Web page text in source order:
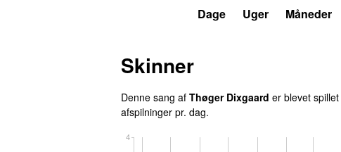
Dage Uger Måneder
Skinner
Denne sang af Thøger Dixgaard er blevet spillet
afspilninger pr. dag.
4